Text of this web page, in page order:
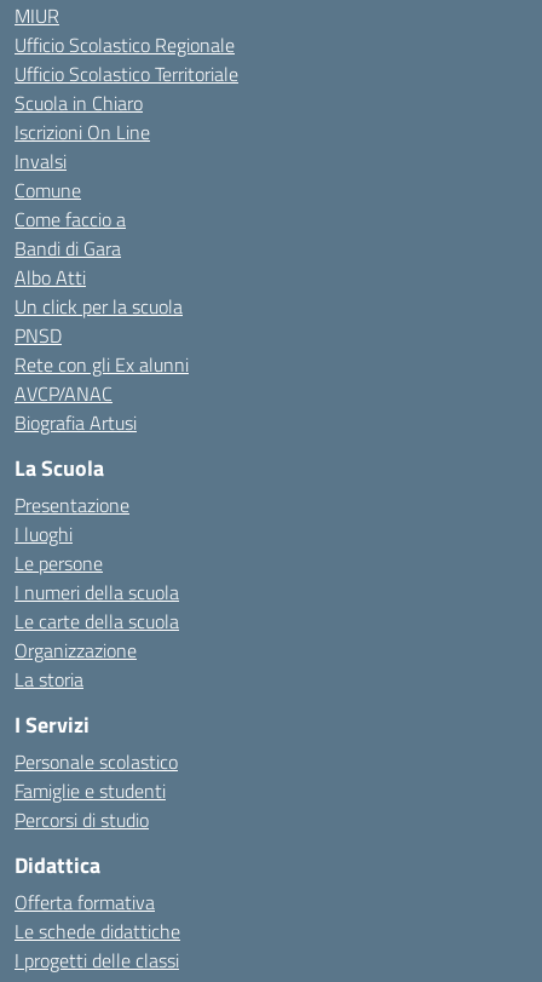
MIUR
Ufficio Scolastico Regionale
Ufficio Scolastico Territoriale
Scuola in Chiaro
Iscrizioni On Line
Invalsi
Comune
Come faccio a
Bandi di Gara
Albo Atti
Un click per la scuola
PNSD
Rete con gli Ex alunni
AVCP/ANAC
Biografia Artusi
La Scuola
Presentazione
I luoghi
Le persone
I numeri della scuola
Le carte della scuola
Organizzazione
La storia
I Servizi
Personale scolastico
Famiglie e studenti
Percorsi di studio
Didattica
Offerta formativa
Le schede didattiche
I progetti delle classi